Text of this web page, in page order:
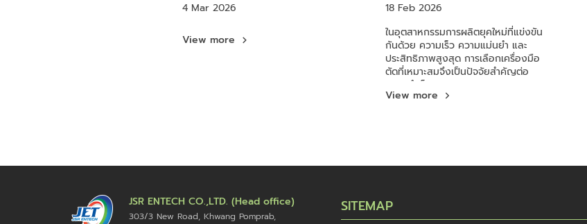
4 Mar 2026
View more
ป้อนสูง เพิ่มผลผลิต ลดต้นทุนการ
ผลิต
18 Feb 2026
ในอุตสาหกรรมการผลิตยุคใหม่ที่แข่งขัน
กันด้วย ความเร็ว ความแม่นยำ และ
ประสิทธิภาพสูงสุด การเลือกเครื่องมือ
ตัดที่เหมาะสมจึงเป็นปัจจัยสำคัญต่อ
ความสำเร็จของสายการผลิต Dormer
Pramet ได้พัฒนา Dormer Pramet
ได้อย่างมีประสิทธิภาพ เหมาะสำหรับ
ระยะยาว
View more
JSR ENTECH CO.,LTD. (Head office)
303/3 New Road, Khwang Pomprab,
SITEMAP